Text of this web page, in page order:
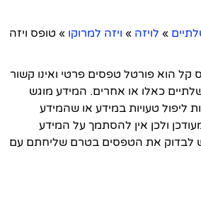
» לויזה » ויזה למרוקו » טופס ויזה
קל הוא פורטל טפסים פרטי ואינו קשור
כאלו או אחרים. המידע מוגש
ליפול טעויות במידע או שהמידע
ולכן אין להסתמך על המידע
לבדוק את הטפסים בטרם שליחתם עם